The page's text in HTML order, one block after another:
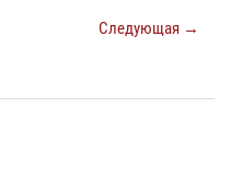
Следующая →